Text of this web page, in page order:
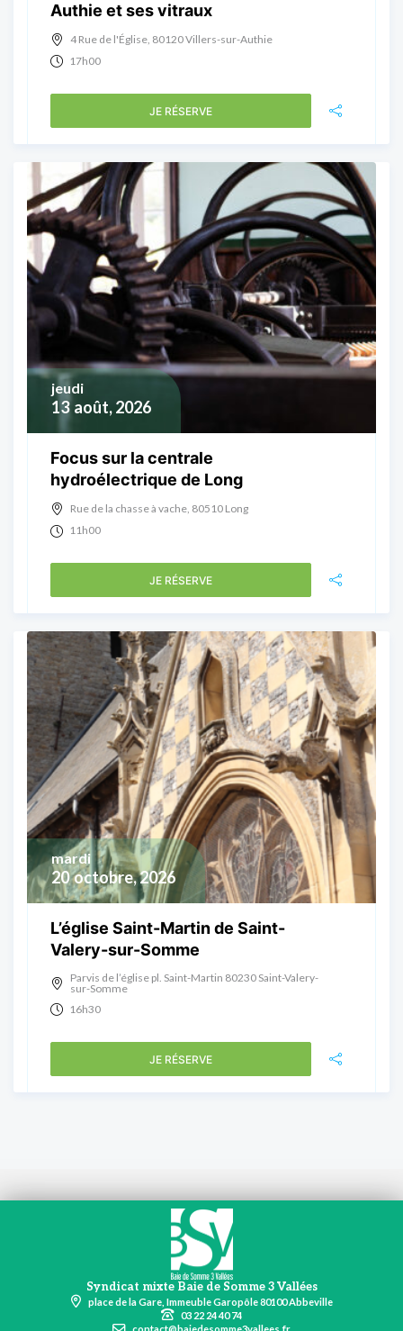
Authie et ses vitraux
4 Rue de l'Église, 80120 Villers-sur-Authie
17h00
JE RÉSERVE
13 août, 2026
jeudi
Focus sur la centrale
hydroélectrique de Long
Rue de la chasse à vache, 80510 Long
11h00
JE RÉSERVE
20 octobre, 2026
mardi
L’église Saint-Martin de Saint-
Valery-sur-Somme
Parvis de l’église pl. Saint-Martin 80230 Saint-Valery-
sur-Somme
16h30
JE RÉSERVE
Syndicat mixte Baie de Somme 3 Vallées
place de la Gare, Immeuble Garopôle 80100 Abbeville
03 22 24 40 74